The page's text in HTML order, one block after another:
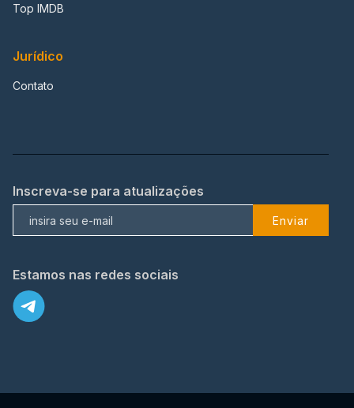
Top IMDB
Jurídico
Contato
Inscreva-se para atualizações
Enviar
Estamos nas redes sociais